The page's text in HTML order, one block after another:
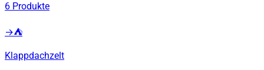
6 Produkte
→⛺
Klappdachzelt